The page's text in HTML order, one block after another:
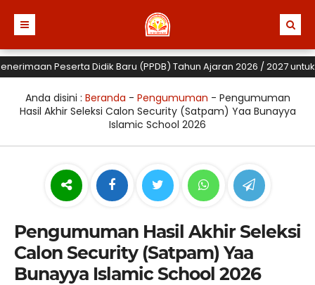
Peserta Didik Baru (PPDB) Tahun Ajaran 2026 / 2027 untuk
Anda disini : Beranda - Pengumuman - Pengumuman
Hasil Akhir Seleksi Calon Security (Satpam) Yaa Bunayya
Islamic School 2026
Pengumuman Hasil Akhir Seleksi
Calon Security (Satpam) Yaa
Bunayya Islamic School 2026